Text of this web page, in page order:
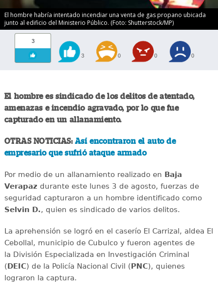
El hombre habría intentado incendiar una venta de gas propano ubicada
junto al edificio del Ministerio Público. (Foto: Shutterstock/MP)
3
3 0 0 0
El hombre es sindicado de los delitos de atentado,
amenazas e incendio agravado, por lo que fue
capturado en un allanamiento.
OTRAS NOTICIAS: Así encontraron el auto de
empresario que sufrió ataque armado
Por medio de un allanamiento realizado en Baja
Verapaz durante este lunes 3 de agosto, fuerzas de
seguridad capturaron a un hombre identificado como
Selvin D., quien es sindicado de varios delitos.
La aprehensión se logró en el caserío El Carrizal, aldea El
Cebollal, municipio de Cubulco y fueron agentes de
la División Especializada en Investigación Criminal
(DEIC) de la Policía Nacional Civil (PNC), quienes
lograron la captura.